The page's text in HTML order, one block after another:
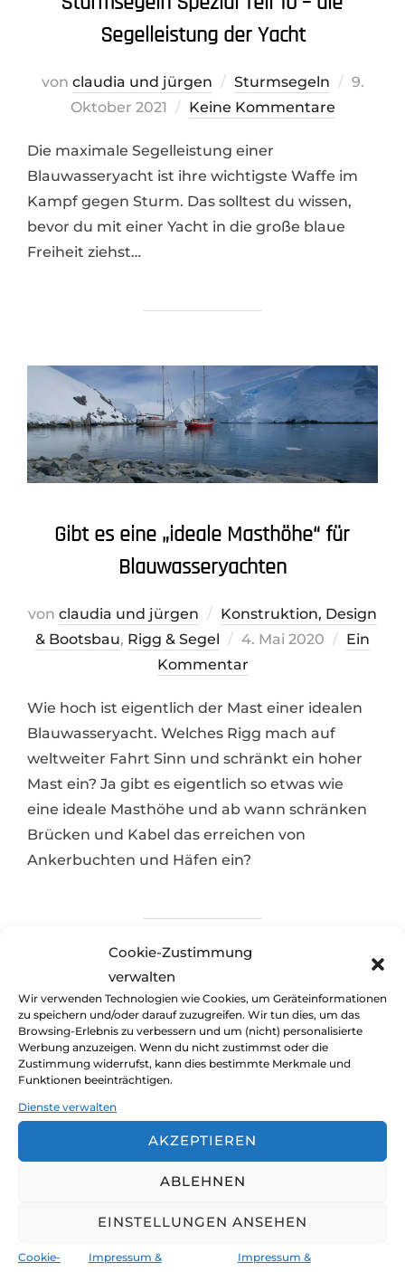
Cookie-Zustimmung
verwalten
Wir verwenden Technologien wie Cookies, um Geräteinformationen
zu speichern und/oder darauf zuzugreifen. Wir tun dies, um das
Browsing-Erlebnis zu verbessern und um (nicht) personalisierte
Werbung anzuzeigen. Wenn du nicht zustimmst oder die
Zustimmung widerrufst, kann dies bestimmte Merkmale und
Funktionen beeinträchtigen.
Dienste verwalten
AKZEPTIEREN
ABLEHNEN
EINSTELLUNGEN ANSEHEN
Cookie-
Impressum &
Impressum &
Segelleistung der Yacht
von claudia und jürgen Sturmsegeln
9.
Oktober 2021
Keine Kommentare
Die maximale Segelleistung einer
Blauwasseryacht ist ihre wichtigste Waffe im
Kampf gegen Sturm. Das solltest du wissen,
bevor du mit einer Yacht in die große blaue
Freiheit ziehst…
Gibt es eine „ideale Masthöhe“ für
Blauwasseryachten
von claudia und jürgen
Konstruktion, Design
& Bootsbau, Rigg & Segel
Veröffentlicht
am
4. Mai 2020
Ein
Kommentar
Wie hoch ist eigentlich der Mast einer idealen
Blauwasseryacht. Welches Rigg mach auf
weltweiter Fahrt Sinn und schränkt ein hoher
Mast ein? Ja gibt es eigentlich so etwas wie
eine ideale Masthöhe und ab wann schränken
Brücken und Kabel das erreichen von
Ankerbuchten und Häfen ein?
Eine Ketsch als Blauwasseryacht
claudia und jürgen
Blauwasseryacht , Rigg & Segel
Veröffentlicht
13. April 2020
Du findest unsere Seite gut? Bitte